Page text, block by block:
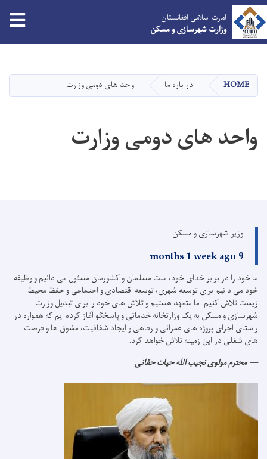
main
content
امارت اسلامی افغانستان
وزارت شهرسازی و مسکن
HOME در باره ما واحد های دومی وزارت
واحد های دومی وزارت
وزیر شهرسازی و مسکن
9 months 1 week ago
ما خود را در برابر خدای خود، ملت مسلمان و کشورمان مسئول می دانیم و وظیفه
خود می دانیم برای توسعه شهری، توسعه اقتصادی و اجتماعی و حفظ محیط
زیست تلاش کنیم. ما متعهد هستیم و تلاش های خود را برای تبدیل وزارت
شهرسازی و مسکن به یک وزارتخانه خدماتی و پاسخگو آغاز کرده ایم که همواره در
راستای اجرای پروژه های عمرانی و رفاهی و ایجاد شفافیت، مشوق ها و فرصت
های شغلی در این زمینه تلاش خواهد کرد.
محترم مولوی نجیب الله حیات حقانی